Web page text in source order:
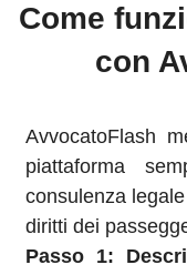
Come
con
AvvocatoFlash
piattaforma
consulenza
diritti dei
Passo 1: